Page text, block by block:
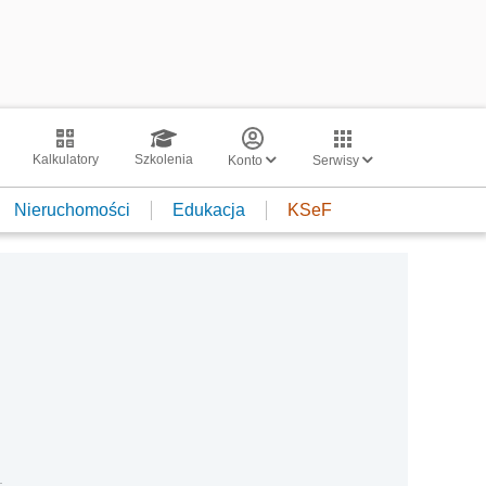
Kalkulatory Szkolenia Konto Serwisy
Nieruchomości Edukacja KSeF